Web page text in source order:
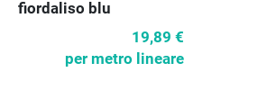
fiordaliso blu
19,89 €
per metro lineare